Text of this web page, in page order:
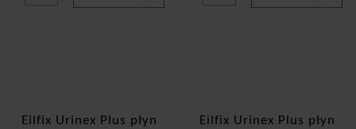
Eilfix Urinex Plus płyn
Eilfix Urinex Plus płyn